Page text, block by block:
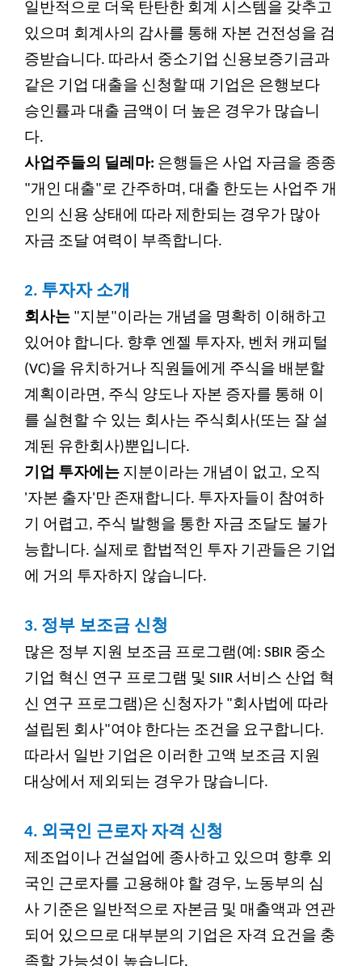
일반적으로 더욱 탄탄한 회계 시스템을 갖추고
있으며 회계사의 감사를 통해 자본 건전성을 검
증받습니다. 따라서 중소기업 신용보증기금과
같은 기업 대출을 신청할 때 기업은 은행보다
승인률과 대출 금액이 더 높은 경우가 많습니
다.
사업주들의 딜레마: 은행들은 사업 자금을 종종
"개인 대출"로 간주하며, 대출 한도는 사업주 개
인의 신용 상태에 따라 제한되는 경우가 많아
자금 조달 여력이 부족합니다.
2. 투자자 소개
회사는 "지분"이라는 개념을 명확히 이해하고
있어야 합니다. 향후 엔젤 투자자, 벤처 캐피털
(VC)을 유치하거나 직원들에게 주식을 배분할
계획이라면, 주식 양도나 자본 증자를 통해 이
를 실현할 수 있는 회사는 주식회사(또는 잘 설
계된 유한회사)뿐입니다.
기업 투자에는 지분이라는 개념이 없고, 오직
'자본 출자'만 존재합니다. 투자자들이 참여하
기 어렵고, 주식 발행을 통한 자금 조달도 불가
능합니다. 실제로 합법적인 투자 기관들은 기업
에 거의 투자하지 않습니다.
3. 정부 보조금 신청
많은 정부 지원 보조금 프로그램(예: SBIR 중소
기업 혁신 연구 프로그램 및 SIIR 서비스 산업 혁
신 연구 프로그램)은 신청자가 "회사법에 따라
설립된 회사"여야 한다는 조건을 요구합니다.
따라서 일반 기업은 이러한 고액 보조금 지원
대상에서 제외되는 경우가 많습니다.
4. 외국인 근로자 자격 신청
제조업이나 건설업에 종사하고 있으며 향후 외
국인 근로자를 고용해야 할 경우, 노동부의 심
사 기준은 일반적으로 자본금 및 매출액과 연관
되어 있으므로 대부분의 기업은 자격 요건을 충
족할 가능성이 높습니다.